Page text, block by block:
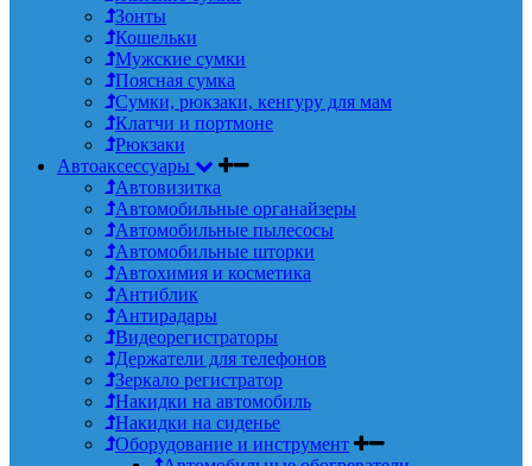
Зонты
Кошельки
Мужские сумки
Поясная сумка
Сумки, рюкзаки, кенгуру для мам
Клатчи и портмоне
Рюкзаки
Автоаксессуары
Автовизитка
Автомобильные органайзеры
Автомобильные пылесосы
Автомобильные шторки
Автохимия и косметика
Антиблик
Антирадары
Видеорегистраторы
Держатели для телефонов
Зеркало регистратор
Накидки на автомобиль
Накидки на сиденье
Оборудование и инструмент